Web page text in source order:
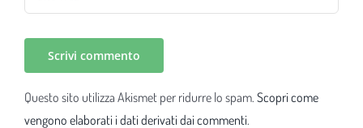
Questo sito utilizza Akismet per ridurre lo spam. Scopri come
vengono elaborati i dati derivati dai commenti.